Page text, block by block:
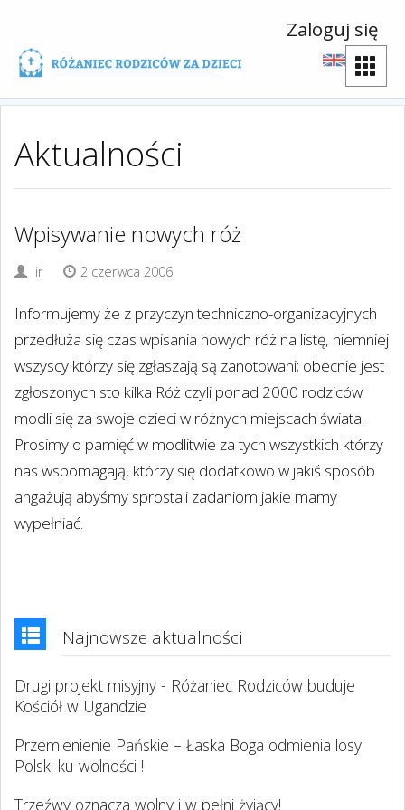
Zaloguj się
Aktualności
Wpisywanie nowych róż
ir 2 czerwca 2006
Informujemy że z przyczyn techniczno-organizacyjnych
przedłuża się czas wpisania nowych róż na listę, niemniej
wszyscy którzy się zgłaszają są zanotowani; obecnie jest
zgłoszonych sto kilka Róż czyli ponad 2000 rodziców
modli się za swoje dzieci w różnych miejscach świata.
Prosimy o pamięć w modlitwie za tych wszystkich którzy
nas wspomagają, którzy się dodatkowo w jakiś sposób
angażują abyśmy sprostali zadaniom jakie mamy
wypełniać.
Najnowsze aktualności
Drugi projekt misyjny - Różaniec Rodziców buduje
Kościół w Ugandzie
Przemienienie Pańskie – Łaska Boga odmienia losy
Polski ku wolności !
Trzeźwy oznacza wolny i w pełni żyjący!